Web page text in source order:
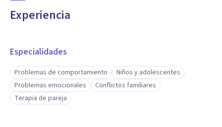
Experiencia
Especialidades
Problemas de comportamiento
Niños y adolescentes
Problemas emocionales
Conflictos familiares
Terapia de pareja